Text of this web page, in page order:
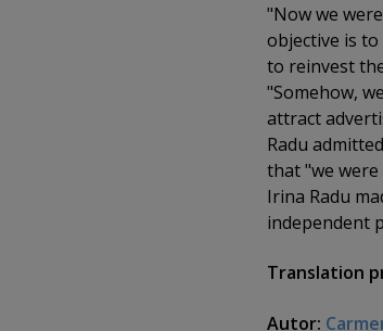
"Now we
objective is
to reinvest
"Somehow,
attract
Radu
that "we were
Irina Radu
independent
Translation
Autor: